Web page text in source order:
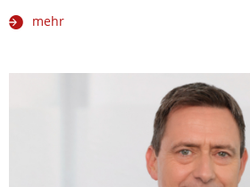
mehr